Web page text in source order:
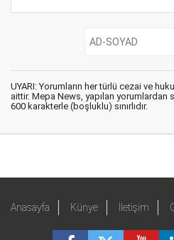
UYARI: Yorumların her türlü cezai ve
aittir. Mepa News, yapılan yorumlardan
600 karakterle (boşluklu) sınırlıdır.
Anasayfa Künye İletişim